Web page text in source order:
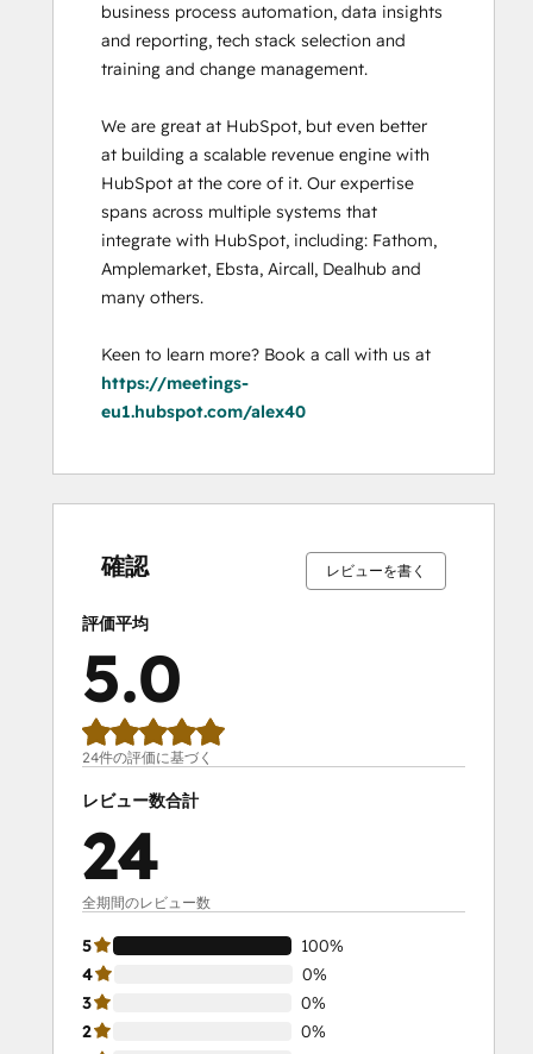
business process automation, data insights
and reporting, tech stack selection and
training and change management.
We are great at HubSpot, but even better
at building a scalable revenue engine with
HubSpot at the core of it. Our expertise
spans across multiple systems that
integrate with HubSpot, including: Fathom,
Amplemarket, Ebsta, Aircall, Dealhub and
many others.
https://meetings-
eu1.hubspot.com/alex40
確認 レビューを書く
評価平均
5.0
24件の評価に基づく
レビュー数合計
24
全期間のレビュー数
5
100%
4
了
0%
3
了
0%
2
了
0%
了
了
了
了
了
了